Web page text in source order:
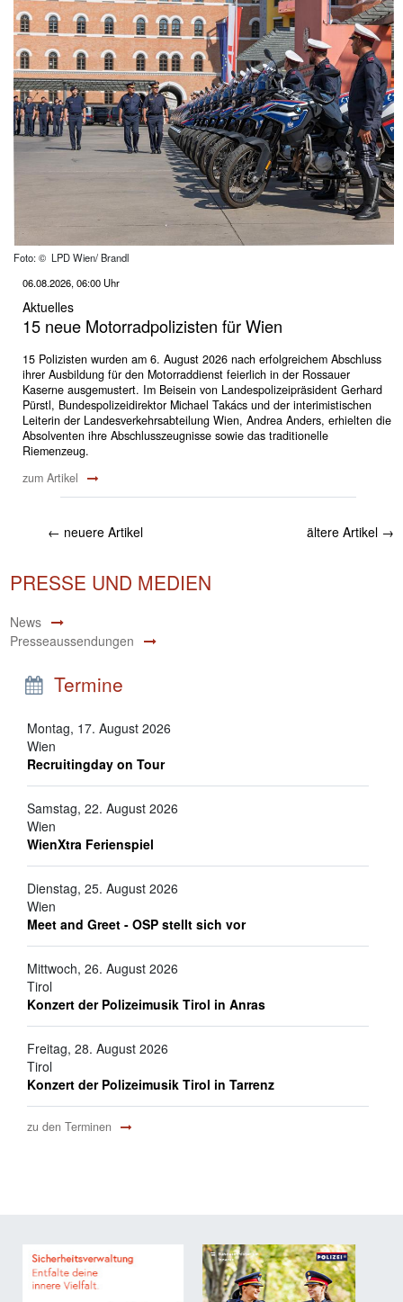
Foto: © LPD Wien/ Brandl
06.08.2026, 06:00 Uhr
Aktuelles
15 neue Motorradpolizisten für Wien
15 Polizisten wurden am 6. August 2026 nach erfolgreichem Abschluss
ihrer Ausbildung für den Motorraddienst feierlich in der Rossauer
Kaserne ausgemustert. Im Beisein von Landespolizeipräsident Gerhard
Pürstl, Bundespolizeidirektor Michael Takács und der interimistischen
Leiterin der Landesverkehrsabteilung Wien, Andrea Anders, erhielten die
Absolventen ihre Abschlusszeugnisse sowie das traditionelle
Riemenzeug.
zum Artikel
← neuere Artikel ältere Artikel →
PRESSE UND MEDIEN
News
Presseaussendungen
Termine
Montag, 17. August 2026
Wien
Recruitingday on Tour
Samstag, 22. August 2026
Wien
WienXtra Ferienspiel
Dienstag, 25. August 2026
Wien
Meet and Greet - OSP stellt sich vor
Mittwoch, 26. August 2026
Tirol
Konzert der Polizeimusik Tirol in Anras
Freitag, 28. August 2026
Tirol
Konzert der Polizeimusik Tirol in Tarrenz
zu den Terminen